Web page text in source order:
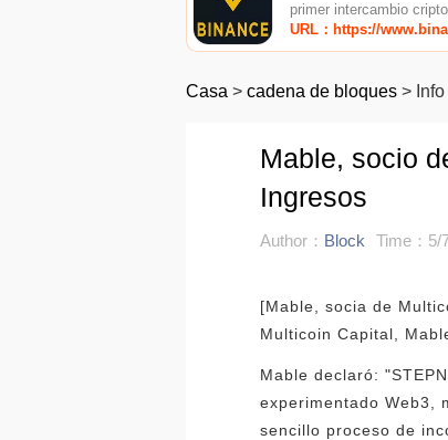
primer intercambio
URL：https://
Casa > cadena de bloques > Info
Mable, socio
Ingresos
Author： Block Time：5/
[Mable, socia de
Multicoin Capital,
Mable declaró:
experimentado Web3,
sencillo proceso de